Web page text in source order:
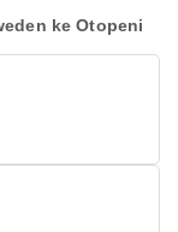
ke Otopeni